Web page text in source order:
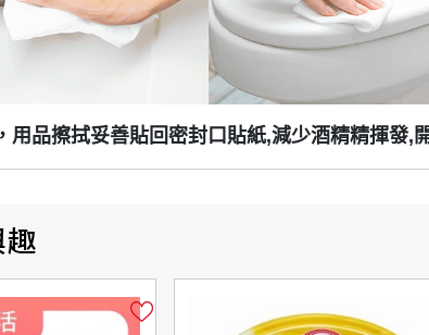
用品擦拭妥善貼回密封口貼紙,減少酒精精揮發,